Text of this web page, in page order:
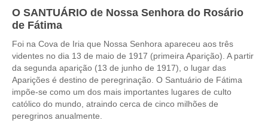
O SANTUÁRIO de Nossa Senhora do Rosário
de Fátima
Foi na Cova de Iria que Nossa Senhora apareceu aos três
videntes no dia 13 de maio de 1917 (primeira Aparição). A partir
da segunda aparição (13 de junho de 1917), o lugar das
Aparições é destino de peregrinação. O Santuário de Fátima
impõe-se como um dos mais importantes lugares de culto
católico do mundo, atraindo cerca de cinco milhões de
peregrinos anualmente.